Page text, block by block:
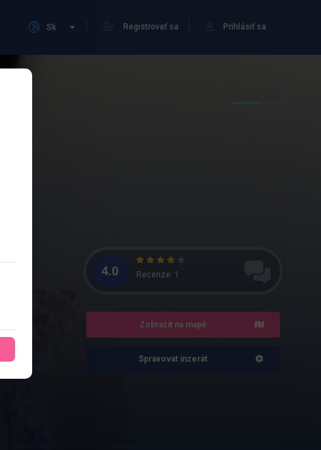
Prihlásiť sa
Registrovať sa
Sk
4.0 Recenze: 1
Zobrazit na mapě
Spravovat inzerát